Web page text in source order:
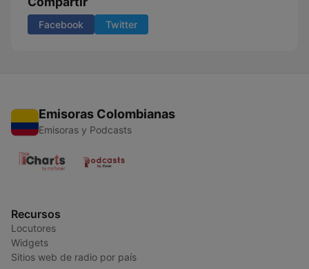
Facebook Twitter
Emisoras Colombianas
Emisoras y Podcasts
Recursos
Locutores
Widgets
Sitios web de radio por país